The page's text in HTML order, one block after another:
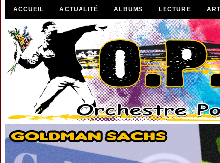
ACCUEIL ACTUALITÉ ALBUMS LECTURE